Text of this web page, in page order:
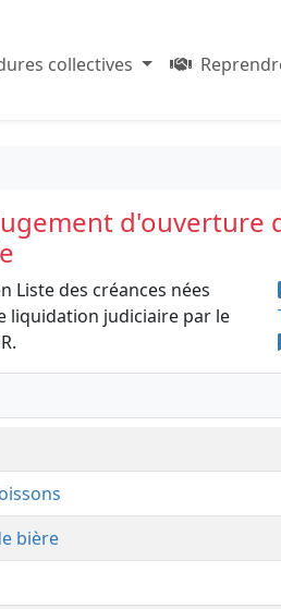
collectives
d'ouverture
Liste des créances nées
liquidation judiciaire par le
bière